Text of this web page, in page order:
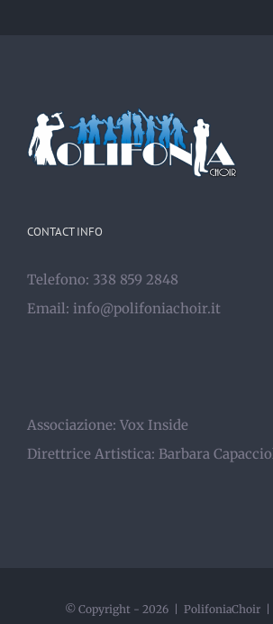
CONTACT INFO
Telefono: 338 859 2848
Email: info@polifoniachoir.it
Associazione: Vox Inside
Direttrice Artistica: Barbara
© Copyright - 2026 | PolifoniaChoir |